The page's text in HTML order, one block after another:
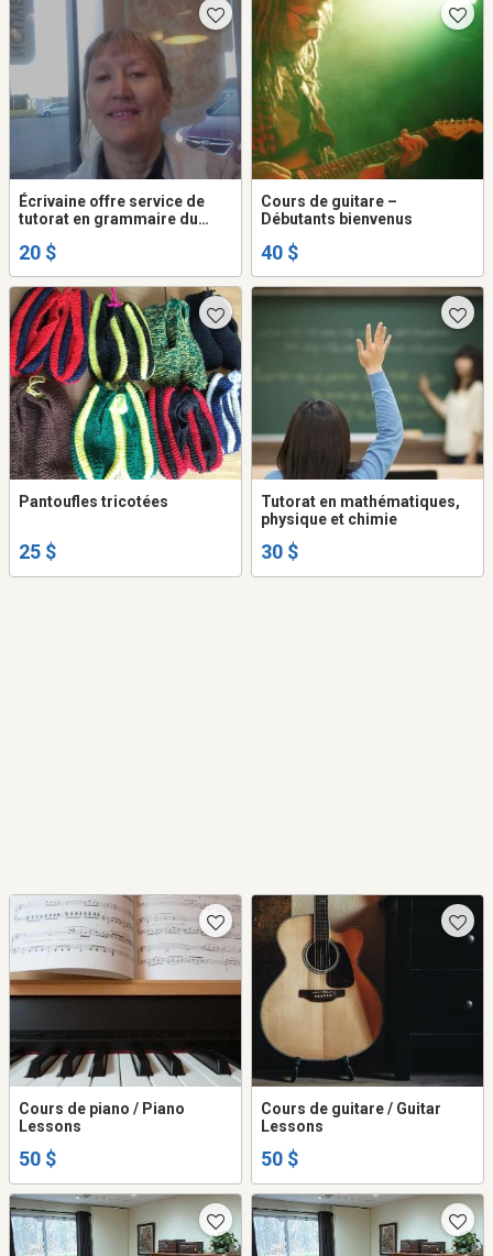
Écrivaine offre service de
tutorat en grammaire du
20 $
Cours de guitare –
Débutants bienvenus
40 $
Pantoufles tricotées
25 $
Tutorat en mathématiques,
physique et chimie
30 $
Cours de piano / Piano
Lessons
50 $
Cours de guitare / Guitar
Lessons
50 $